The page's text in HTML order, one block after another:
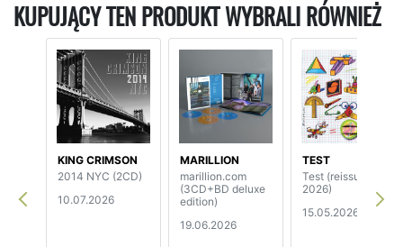
KUPUJĄCY TEN PRODUKT WYBRALI RÓWNIEŻ
KING CRIMSON
2014 NYC (2CD)
10.07.2026
MARILLION
marillion.com
(3CD+BD deluxe
edition)
19.06.2026
TEST
Test (reissue
2026)
15.05.2026